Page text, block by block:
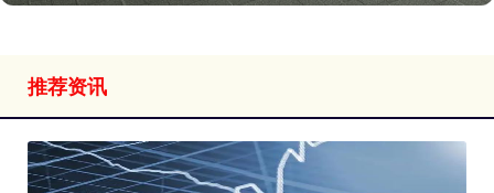
推荐资讯